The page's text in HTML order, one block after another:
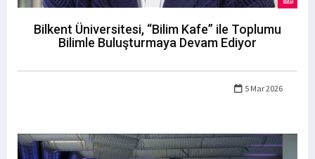
Bilkent Üniversitesi, “Bilim Kafe” ile Toplumu
Bilimle Buluşturmaya Devam Ediyor
5 Mar 2026